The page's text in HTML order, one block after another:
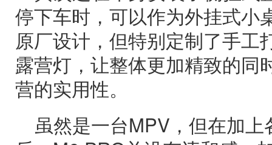
停下车时，可以作为外挂式小
原厂设计，但特别定制了手工
露营灯，让整体更加精致的同
营的实用性。
虽然是一台MPV，但在加